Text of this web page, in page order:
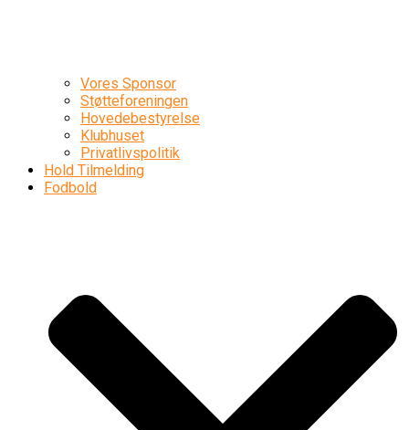
Vores Sponsor
Støtteforeningen
Hovedebestyrelse
Klubhuset
Privatlivspolitik
Hold Tilmelding
Fodbold